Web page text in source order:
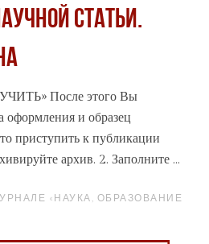
статьи.
После этого Вы
оформления и образец
приступить к публикации
ируйте архив. 2. Заполните ...
«НАУКА, ОБРАЗОВАНИЕ